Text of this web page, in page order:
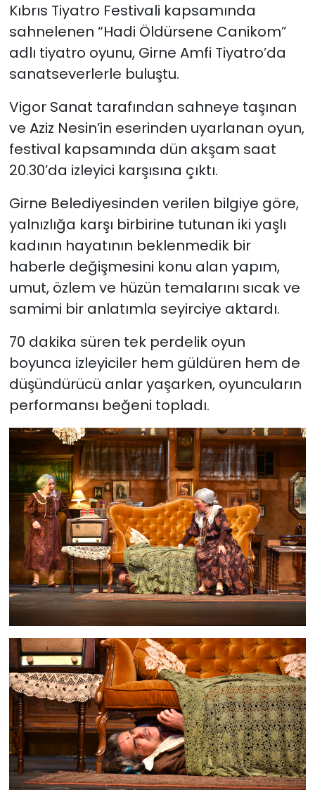
Kıbrıs Tiyatro Festivali kapsamında
sahnelenen “Hadi Öldürsene Canikom”
adlı tiyatro oyunu, Girne Amfi Tiyatro’da
sanatseverlerle buluştu.
Vigor Sanat tarafından sahneye taşınan
ve Aziz Nesin’in eserinden uyarlanan oyun,
festival kapsamında dün akşam saat
20.30’da izleyici karşısına çıktı.
Girne Belediyesinden verilen bilgiye göre,
yalnızlığa karşı birbirine tutunan iki yaşlı
kadının hayatının beklenmedik bir
haberle değişmesini konu alan yapım,
umut, özlem ve hüzün temalarını sıcak ve
samimi bir anlatımla seyirciye aktardı.
70 dakika süren tek perdelik oyun
boyunca izleyiciler hem güldüren hem de
düşündürücü anlar yaşarken, oyuncuların
performansı beğeni topladı.
Politika
SAĞLIK
Teknoloji
TÜRKiYE
Video Galeri
YAŞAM
Yazarlar